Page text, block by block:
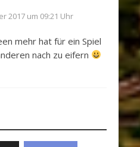
2017 um 09:21 Uhr
mehr hat für ein Spiel
nach zu eifern